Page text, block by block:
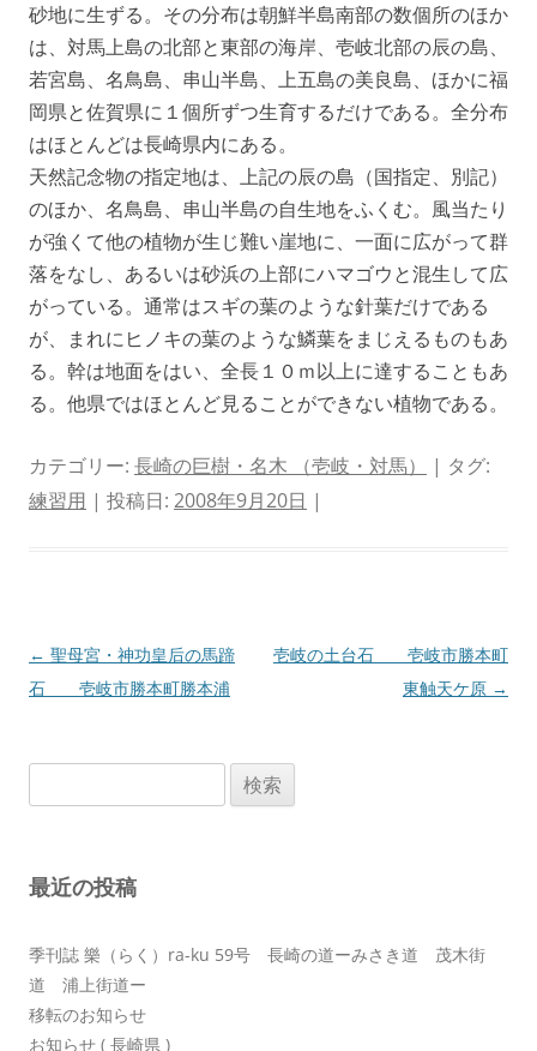
砂地に生ずる。その分布は朝鮮半島南部の数個所のほか
は、対馬上島の北部と東部の海岸、壱岐北部の辰の島、
若宮島、名鳥島、串山半島、上五島の美良島、ほかに福
岡県と佐賀県に１個所ずつ生育するだけである。全分布
はほとんどは長崎県内にある。
天然記念物の指定地は、上記の辰の島（国指定、別記）
のほか、名鳥島、串山半島の自生地をふくむ。風当たり
が強くて他の植物が生じ難い崖地に、一面に広がって群
落をなし、あるいは砂浜の上部にハマゴウと混生して広
がっている。通常はスギの葉のような針葉だけである
が、まれにヒノキの葉のような鱗葉をまじえるものもあ
る。幹は地面をはい、全長１０ｍ以上に達することもあ
る。他県ではほとんど見ることができない植物である。
カテゴリー: 長崎の巨樹・名木 （壱岐・対馬）
| タグ:
練習用 | 投稿日: 2008年9月20日 |
投
稿
ョ
← 聖母宮・神功皇后の馬蹄
石 壱岐市勝本町勝本浦
壱岐の土台石 壱岐市勝本町
東触天ケ原 →
索:
最近の投稿
季刊誌 樂（らく）ra-ku 59号 長崎の道ーみさき道 茂木街
道 浦上街道ー
移転のお知らせ
お知らせ ( 長崎県 )